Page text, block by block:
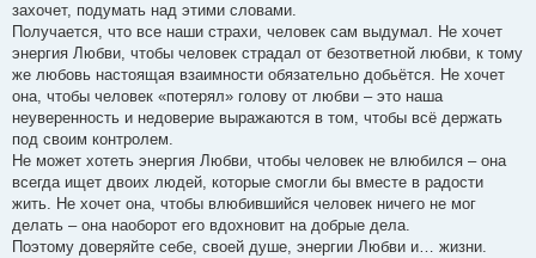
захочет, подумать над этими словами.
Получается, что все наши страхи, человек сам выдумал. Не хочет
энергия Любви, чтобы человек страдал от безответной любви, к тому
же любовь настоящая взаимности обязательно добьётся. Не хочет
она, чтобы человек «потерял» голову от любви – это наша
неуверенность и недоверие выражаются в том, чтобы всё держать
под своим контролем.
Не может хотеть энергия Любви, чтобы человек не влюбился – она
всегда ищет двоих людей, которые смогли бы вместе в радости
жить. Не хочет она, чтобы влюбившийся человек ничего не мог
делать – она наоборот его вдохновит на добрые дела.
Поэтому доверяйте себе, своей душе, энергии Любви и… жизни.